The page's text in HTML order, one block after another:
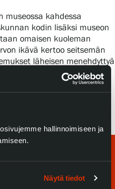
hallinnoimiseen ja
Näytä tiedot
museossa kahdessa
kodin lisäksi museon
omaisen kuoleman
ikävä kertoo seitsemän
läheisen menehdyttyä
Jos… Siinä historiaa
Elokuvaa esitetään
1.3.–8.5.2011